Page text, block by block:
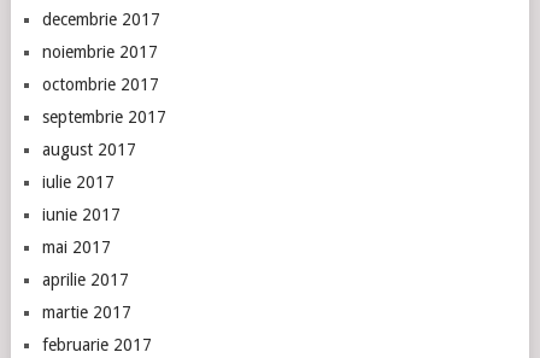
decembrie 2017
noiembrie 2017
octombrie 2017
septembrie 2017
august 2017
iulie 2017
iunie 2017
mai 2017
aprilie 2017
martie 2017
februarie 2017